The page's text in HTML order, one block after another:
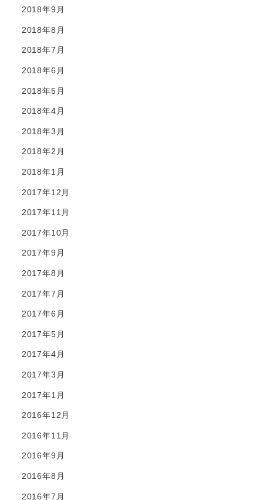
2018年9月
2018年8月
2018年7月
2018年6月
2018年5月
2018年4月
2018年3月
2018年2月
2018年1月
2017年12月
2017年11月
2017年10月
2017年9月
2017年8月
2017年7月
2017年6月
2017年5月
2017年4月
2017年3月
2017年1月
2016年12月
2016年11月
2016年9月
2016年8月
2016年7月